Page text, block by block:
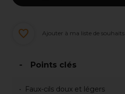
Ajouter à ma liste de souhaits
Points clés
Faux-cils doux et légers